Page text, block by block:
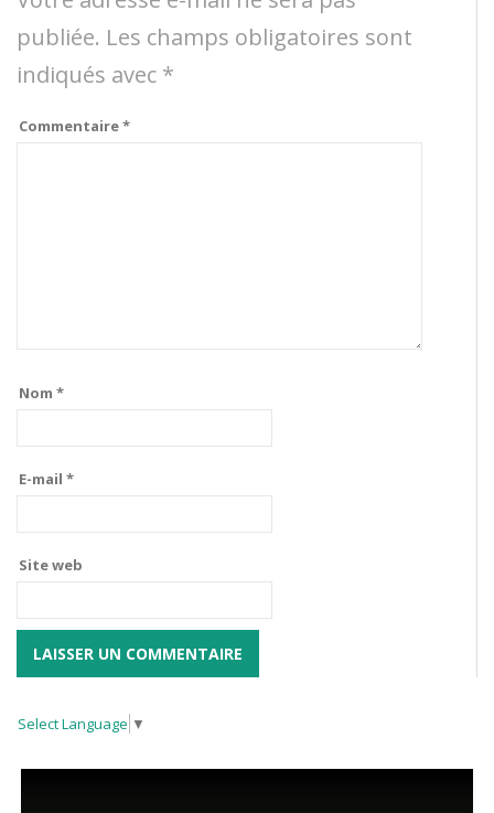
publiée. Les champs obligatoires sont
indiqués avec *
Commentaire*
Nom *
E-mail *
Site web
Select Language ▼